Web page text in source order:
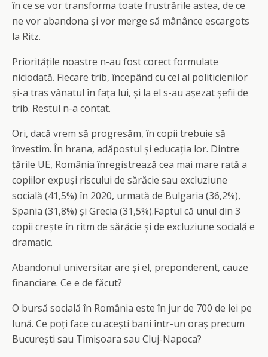
în ce se vor transforma toate frustrările astea, de ce
ne vor abandona și vor merge să mânânce escargots
la Ritz.
Prioritățile noastre n-au fost corect formulate
niciodată. Fiecare trib, începând cu cel al politicienilor
și-a tras vânatul în fața lui, și la el s-au așezat șefii de
trib. Restul n-a contat.
Ori, dacă vrem să progresăm, în copii trebuie să
învestim. În hrana, adăpostul și educația lor. Dintre
țările UE, România înregistrează cea mai mare rată a
copiilor expuși riscului de sărăcie sau excluziune
socială (41,5%) în 2020, urmată de Bulgaria (36,2%),
Spania (31,8%) și Grecia (31,5%).Faptul că unul din 3
copii crește în ritm de sărăcie și de excluziune socială e
dramatic.
Abandonul universitar are și el, preponderent, cauze
financiare. Ce e de făcut?
O bursă socială în România este în jur de 700 de lei pe
lună. Ce poți face cu acești bani într-un oraș precum
București sau Timișoara sau Cluj-Napoca?